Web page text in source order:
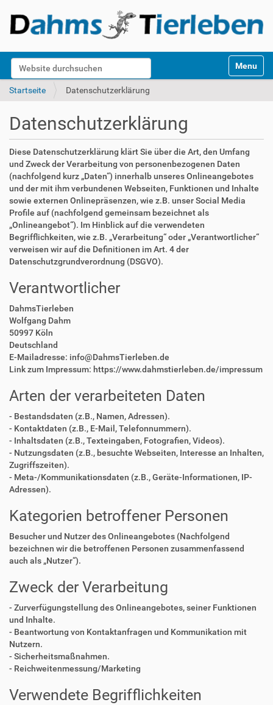
Website durchsuchen
k
Toggle
Startseite Datenschutzerklärung
Datenschutzerklärung
Diese Datenschutzerklärung klärt Sie über die Art, den Umfang
und Zweck der Verarbeitung von personenbezogenen Daten
(nachfolgend kurz „Daten“) innerhalb unseres Onlineangebotes
und der mit ihm verbundenen Webseiten, Funktionen und Inhalte
sowie externen Onlinepräsenzen, wie z.B. unser Social Media
Profile auf (nachfolgend gemeinsam bezeichnet als
„Onlineangebot“). Im Hinblick auf die verwendeten
Begrifflichkeiten, wie z.B. „Verarbeitung“ oder „Verantwortlicher“
verweisen wir auf die Definitionen im Art. 4 der
Datenschutzgrundverordnung (DSGVO).
Verantwortlicher
DahmsTierleben
Wolfgang Dahm
50997 Köln
Deutschland
E-Mailadresse: info@DahmsTierleben.de
Link zum Impressum: https://www.dahmstierleben.de/impressum
Arten der verarbeiteten Daten
- Bestandsdaten (z.B., Namen, Adressen).
- Kontaktdaten (z.B., E-Mail, Telefonnummern).
- Inhaltsdaten (z.B., Texteingaben, Fotografien, Videos).
- Nutzungsdaten (z.B., besuchte Webseiten, Interesse an Inhalten,
Zugriffszeiten).
- Meta-/Kommunikationsdaten (z.B., Geräte-Informationen, IP-
Adressen).
Kategorien betroffener Personen
Besucher und Nutzer des Onlineangebotes (Nachfolgend
bezeichnen wir die betroffenen Personen zusammenfassend
auch als „Nutzer“).
Zweck der Verarbeitung
- Zurverfügungstellung des Onlineangebotes, seiner Funktionen
und Inhalte.
- Beantwortung von Kontaktanfragen und Kommunikation mit
Nutzern.
- Sicherheitsmaßnahmen.
- Reichweitenmessung/Marketing
Verwendete Begrifflichkeiten